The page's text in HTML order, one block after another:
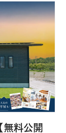
料公開